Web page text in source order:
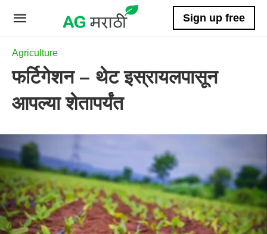
Sign up free
Agriculture
फर्टिगेशन – थेट इस्रायलपासून
आपल्या शेतापर्यंत